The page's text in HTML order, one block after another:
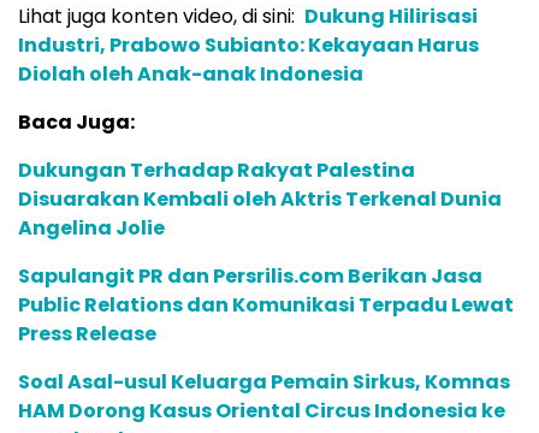
Lihat juga konten video, di sini: Dukung Hilirisasi
Industri, Prabowo Subianto: Kekayaan Harus
Diolah oleh Anak-anak Indonesia
Baca Juga:
Dukungan Terhadap Rakyat Palestina
Disuarakan Kembali oleh Aktris Terkenal Dunia
Angelina Jolie
Sapulangit PR dan Persrilis.com Berikan Jasa
Public Relations dan Komunikasi Terpadu Lewat
Press Release
Soal Asal-usul Keluarga Pemain Sirkus, Komnas
HAM Dorong Kasus Oriental Circus Indonesia ke